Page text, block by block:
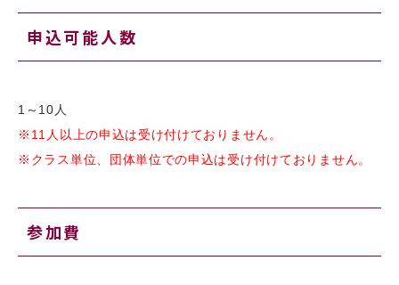
申込可能人数
1～10人
※11人以上の申込は受け付けておりません。
※クラス単位、団体単位での申込は受け付けておりません。
参加費